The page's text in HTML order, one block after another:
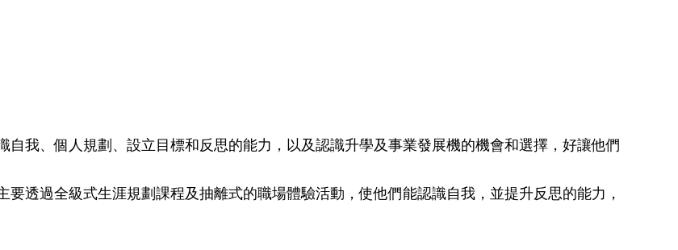
我、個人規劃、設立目標和反思的能力，以及認識升學及事業發展機的機會和選擇，好讓他們
透過全級式生涯規劃課程及抽離式的職場體驗活動，使他們能認識自我，並提升反思的能力，